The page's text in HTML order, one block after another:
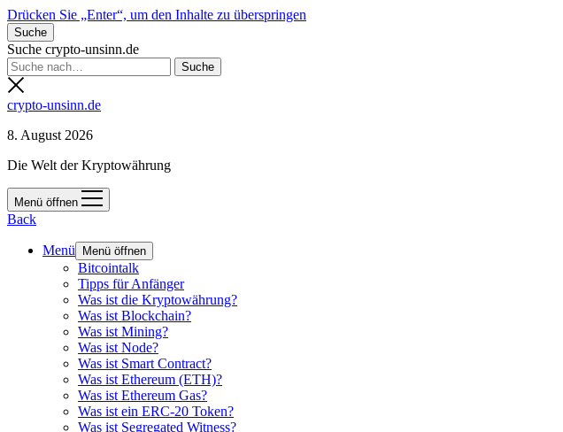
Drücken Sie „Enter“, um den Inhalte zu überspringen
Suche
Suche crypto-unsinn.de
crypto-unsinn.de
8. August 2026
Die Welt der Kryptowährung
Menü öffnen
Back
Menü Menü öffnen
Bitcointalk
Tipps für Anfänger
Was ist die Kryptowährung?
Was ist Blockchain?
Was ist Mining?
Was ist Node?
Was ist Smart Contract?
Was ist Ethereum (ETH)?
Was ist Ethereum Gas?
Was ist ein ERC-20 Token?
Was ist Segregated Witness?